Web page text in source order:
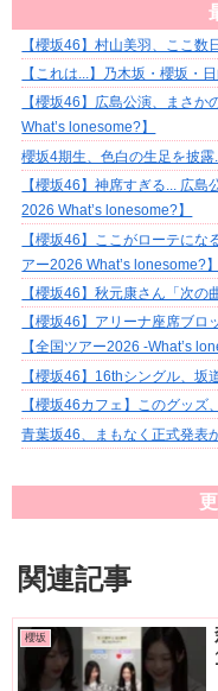
【櫻坂46】村山美羽、ここ数
【これは...】乃木坂・櫻坂・
【櫻坂46】広島公演、まさ
What’s lonesome?】
櫻坂4期生、色白の生足を披露
【櫻坂46】神席すぎる... 広
2026 What’s lonesome?】
【櫻坂46】ここがローテに
アー2026 What’s lonesome?】
【櫻坂46】秋元康さん「次
【櫻坂46】アリーナ座席ブ
【全国ツアー2026 -What’s
【櫻坂46】16thシングル、坂
【櫻坂46カフェ】このグッズ
青葉坂46、まもなく正式発表
関連記事
櫻坂